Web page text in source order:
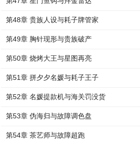
第48章 贵族人设与耗子牌管家
第49章 胸针现形与贵族破产
第50章 烧烤大王与星图再亮
第51章 拼夕夕名媛与耗子王子
第52章 名媛提款机与海关罚没货
第53章 伪海归与故障调色盘
第54章 茶艺师与故障超跑